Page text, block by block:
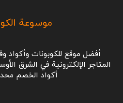
موسوعة
أفضل موقع للكوبونات وأكواد
المتاجر الإلكترونية في الشرق
أكواد الخصم